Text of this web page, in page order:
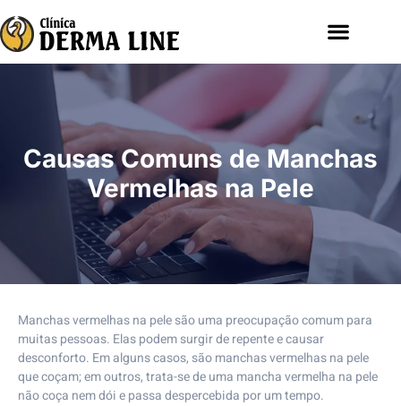
Causas Comuns de Manchas
Vermelhas na Pele
Manchas vermelhas na pele são uma preocupação comum para
muitas pessoas. Elas podem surgir de repente e causar
desconforto. Em alguns casos, são manchas vermelhas na pele
que coçam; em outros, trata-se de uma mancha vermelha na pele
não coça nem dói e passa despercebida por um tempo.